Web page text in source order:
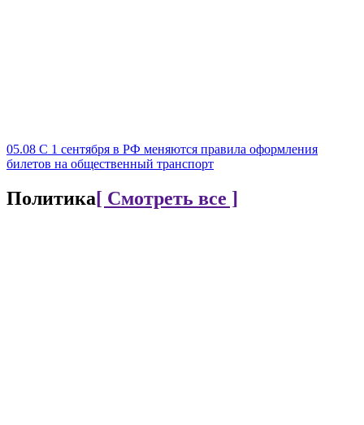
05.08 С 1 сентября в РФ меняются правила оформления
билетов на общественный транспорт
Политика[ Смотреть все ]